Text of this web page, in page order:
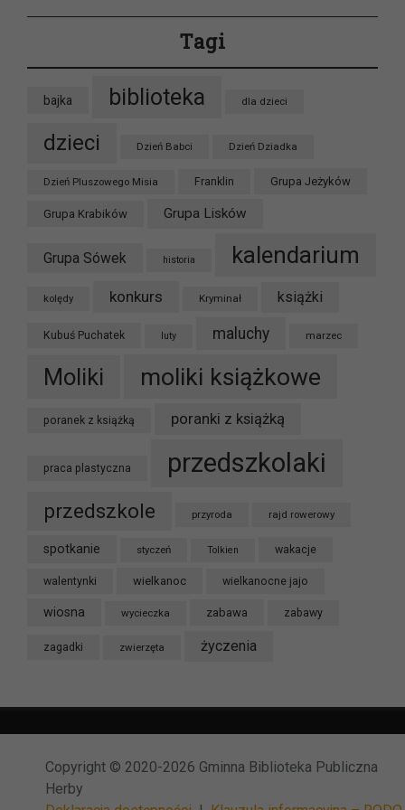
Tagi
bajka biblioteka dla dzieci
dzieci Dzień Babci Dzień Dziadka
Dzień Pluszowego Misia Franklin Grupa Jeżyków
Grupa Krabików Grupa Lisków
Grupa Sówek historia kalendarium
kolędy konkurs Kryminał książki
Kubuś Puchatek luty maluchy marzec
Moliki moliki książkowe
poranek z książką poranki z książką
praca plastyczna przedszkolaki
przedszkole przyroda rajd rowerowy
spotkanie styczeń Tolkien wakacje
walentynki wielkanoc wielkanocne jajo
wiosna wycieczka zabawa zabawy
zagadki zwierzęta życzenia
Copyright © 2020-2026 Gminna Biblioteka Publiczna
Herby